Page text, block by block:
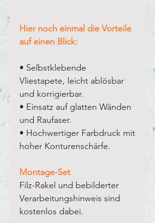
Hier noch einmal die Vorteile
auf einen Blick:
• Selbstklebende
Vliestapete, leicht ablösbar
und korrigierbar.
• Einsatz auf glatten Wänden
und Raufaser.
• Hochwertiger Farbdruck mit
hoher Konturenschärfe.
Montage-Set
Filz-Rakel und bebilderter
Verarbeitungshinweis sind
kostenlos dabei.